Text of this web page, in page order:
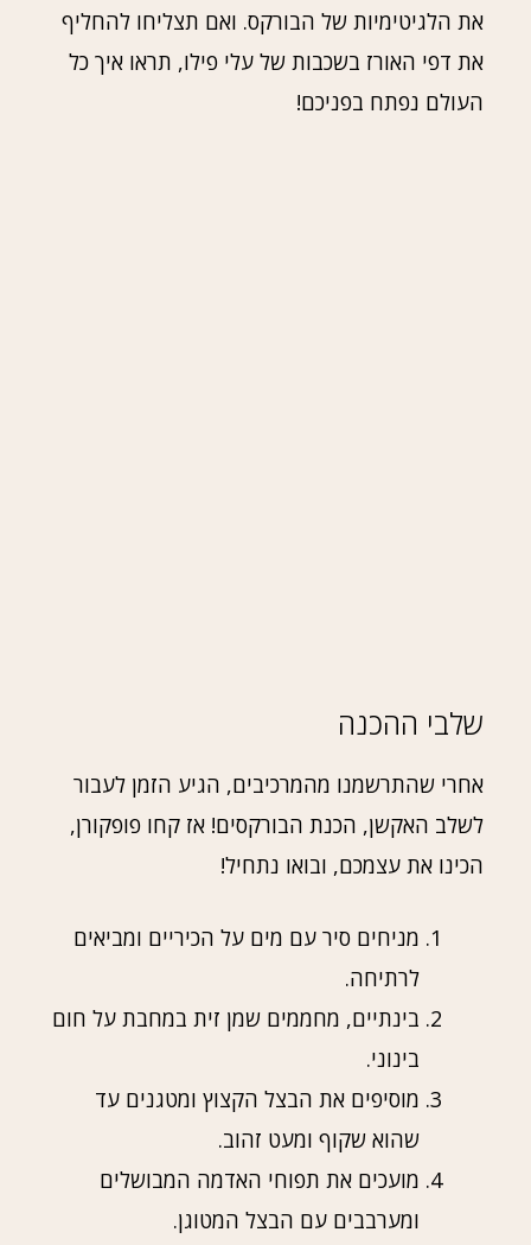
את הלגיטימיות של הבורקס. ואם תצליחו להחליף
את דפי האורז בשכבות של עלי פילו, תראו איך כל
העולם נפתח בפניכם!
שלבי ההכנה
אחרי שהתרשמנו מהמרכיבים, הגיע הזמן לעבור
לשלב האקשן, הכנת הבורקסים! אז קחו פופקורן,
הכינו את עצמכם, ובואו נתחיל!
מניחים סיר עם מים על הכיריים ומביאים
לרתיחה.
בינתיים, מחממים שמן זית במחבת על חום
בינוני.
מוסיפים את הבצל הקצוץ ומטגנים עד
שהוא שקוף ומעט זהוב.
מועכים את תפוחי האדמה המבושלים
ומערבבים עם הבצל המטוגן.